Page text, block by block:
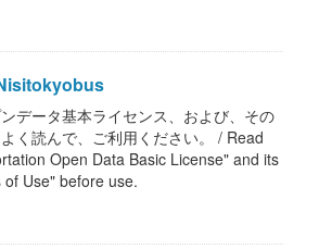
データ基本ライセンス、および、その
く読んで、ご利用ください。 / Read
Open Data Basic License" and its
Use" before use.